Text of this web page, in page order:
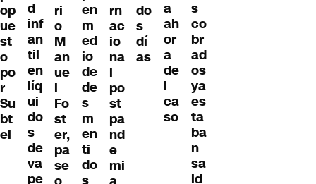
op
ue
st
o
po
r
Su
bt
el
d
inf
an
til
en
líq
ui
do
s
de
va
pe
ri
o
M
an
ue
l
Fo
st
er,
pa
se
en
m
ed
io
de
de
s
m
en
ti
do
s
rn
ac
io
na
l
po
st
pa
nd
e
mi
do
s
dí
as
a
ah
or
a
de
l
ca
so
s
co
br
ad
os
ya
es
ta
ba
n
sa
ld